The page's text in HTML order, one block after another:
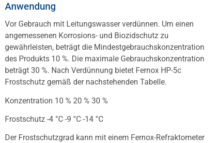
Anwendung
Vor Gebrauch mit Leitungswasser verdünnen. Um einen
angemessenen Korrosions- und Biozidschutz zu
gewährleisten, beträgt die Mindestgebrauchskonzentration
des Produkts 10 %. Die maximale Gebrauchskonzentration
beträgt 30 %. Nach Verdünnung bietet Fernox HP-5c
Frostschutz gemäß der nachstehenden Tabelle.
Konzentration 10 % 20 % 30 %
Frostschutz -4 °C -9 °C -14 °C
Der Frostschutzgrad kann mit einem Fernox-Refraktometer